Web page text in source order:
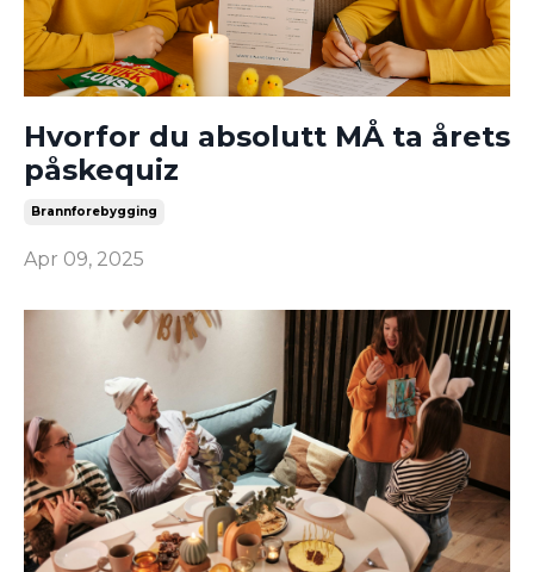
Hvorfor du absolutt MÅ ta årets
påskequiz
Brannforebygging
Apr 09, 2025